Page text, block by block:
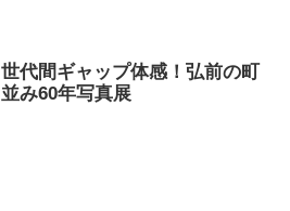
世代間ギャップ体感！弘前の町
並み60年写真展